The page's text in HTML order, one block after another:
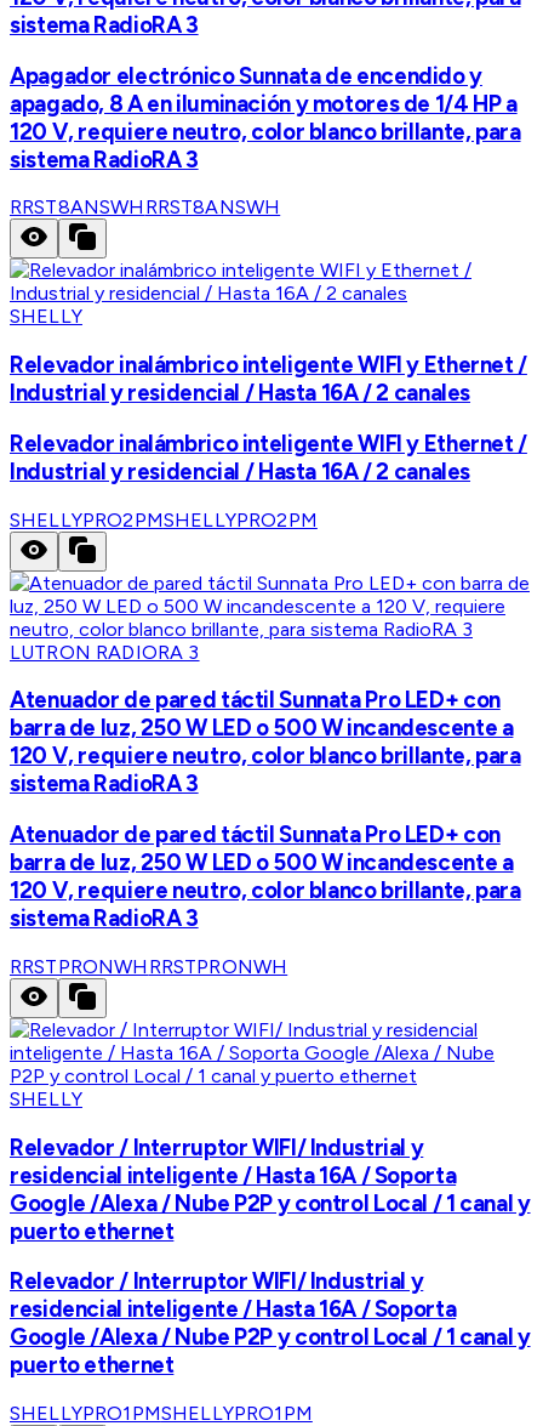
sistema RadioRA 3
Apagador electrónico Sunnata de encendido y
apagado, 8 A en iluminación y motores de 1/4 HP a
120 V, requiere neutro, color blanco brillante, para
sistema RadioRA 3
RRST8ANSWH RRST8ANSWH
SHELLY
Relevador inalámbrico inteligente WIFI y Ethernet /
Industrial y residencial / Hasta 16A / 2 canales
Relevador inalámbrico inteligente WIFI y Ethernet /
Industrial y residencial / Hasta 16A / 2 canales
SHELLYPRO2PMSHELLYPRO2PM
LUTRON RADIORA 3
Atenuador de pared táctil Sunnata Pro LED+ con
barra de luz, 250 W LED o 500 W incandescente a
120 V, requiere neutro, color blanco brillante, para
sistema RadioRA 3
Atenuador de pared táctil Sunnata Pro LED+ con
barra de luz, 250 W LED o 500 W incandescente a
120 V, requiere neutro, color blanco brillante, para
sistema RadioRA 3
RRSTPRONWH RRSTPRONWH
SHELLY
Relevador / Interruptor WIFI/ Industrial y
residencial inteligente / Hasta 16A / Soporta
Google /Alexa / Nube P2P y control Local / 1 canal y
puerto ethernet
Relevador / Interruptor WIFI/ Industrial y
residencial inteligente / Hasta 16A / Soporta
Google /Alexa / Nube P2P y control Local / 1 canal y
puerto ethernet
SHELLYPRO1PMSHELLYPRO1PM